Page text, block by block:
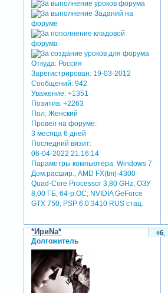
Откуда: Россия
Зарегистрирован: 19-03-2012
Сообщений: 942
Уважение: +1351
Позитив: +2263
Пол: Женский
Провел на форуме:
3 месяца 6 дней
Последний визит:
06-04-2022 21:16:14
Параметры компьютера: Windows 7
Дом.расшир., AMD FX(tm)-4300
Quad-Core Processor 3,80 GHz, ОЗУ
8,00 ГБ, 64-р.ОС; NVIDIA GeForce
GTX 750; PSP 6.0.3410 RUS стац.
6
*ИриNа*
Долгожитель